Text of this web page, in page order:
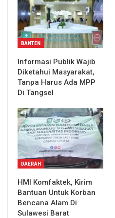
BANTEN
Informasi Publik Wajib
Diketahui Masyarakat,
Tanpa Harus Ada MPP
Di Tangsel
DAERAH
HMI Komfaktek, Kirim
Bantuan Untuk Korban
Bencana Alam Di
Sulawesi Barat